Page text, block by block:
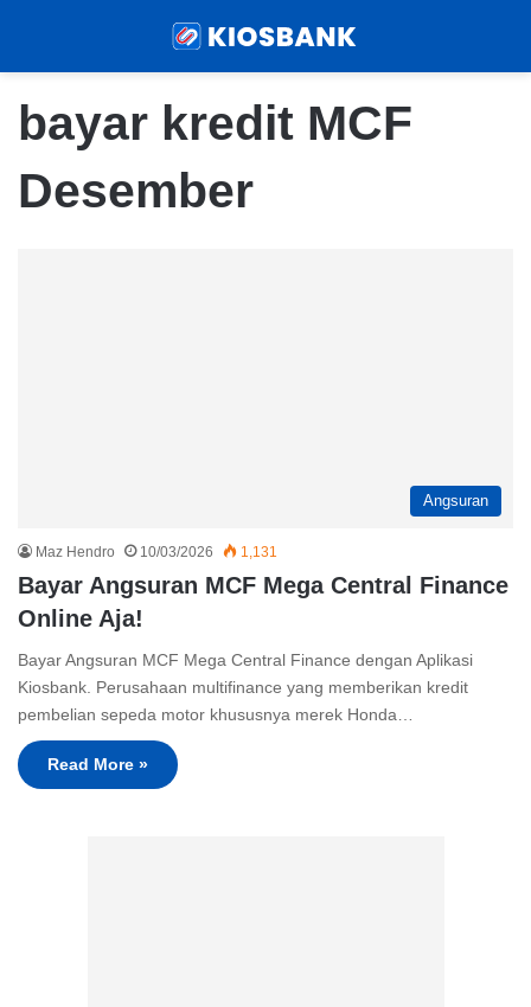
bayar kredit MCF
Desember
Angsuran
Maz Hendro 10/03/2026 1,131
Bayar Angsuran MCF Mega Central Finance
Online Aja!
Bayar Angsuran MCF Mega Central Finance dengan Aplikasi
Kiosbank. Perusahaan multifinance yang memberikan kredit
pembelian sepeda motor khususnya merek Honda…
Read More »